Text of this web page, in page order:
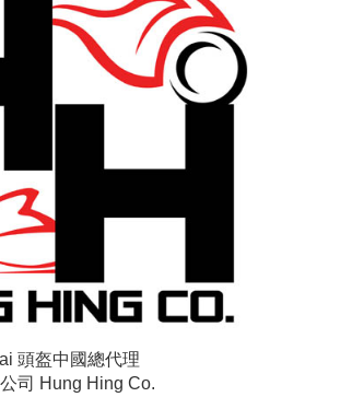
頭盔中國總代理
司 Hung Hing Co.